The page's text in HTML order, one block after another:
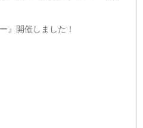
』開催しました！